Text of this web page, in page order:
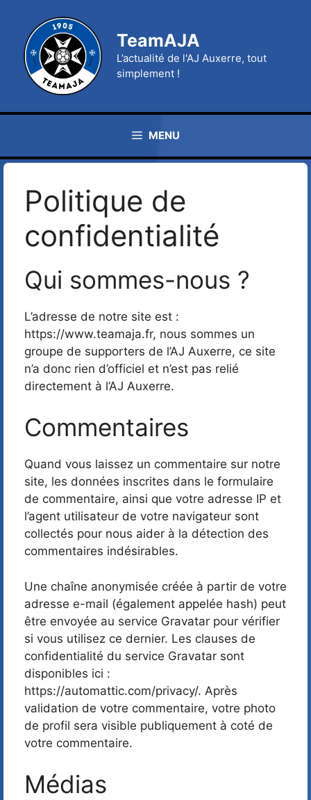
contenu
TeamAJA
L’actualité de l'AJ Auxerre, tout
simplement !
MENU
Politique de
confidentialité
Qui sommes-nous ?
L’adresse de notre site est :
https://www.teamaja.fr, nous sommes un
groupe de supporters de l’AJ Auxerre, ce site
n’a donc rien d’officiel et n’est pas relié
directement à l’AJ Auxerre.
Commentaires
Quand vous laissez un commentaire sur notre
site, les données inscrites dans le formulaire
de commentaire, ainsi que votre adresse IP et
l’agent utilisateur de votre navigateur sont
collectés pour nous aider à la détection des
commentaires indésirables.
Une chaîne anonymisée créée à partir de votre
adresse e-mail (également appelée hash) peut
être envoyée au service Gravatar pour vérifier
si vous utilisez ce dernier. Les clauses de
confidentialité du service Gravatar sont
disponibles ici :
https://automattic.com/privacy/. Après
validation de votre commentaire, votre photo
de profil sera visible publiquement à coté de
votre commentaire.
Médias